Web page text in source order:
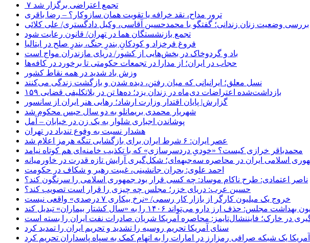
۷ تجمع اعتراضی برگزار شد
ترور مداح، نقد خرافه یا تقویت همان سازوکار؟ – رضا باقری
بررسی وضعیت زنان زندانی؛ گفتگو با محمدحسین آقاسی، وکیل دادگستری/ علی کلائی
تجمع بازنشستگان هما در تهران/ قانون رعایت شود
فروغ فرخزاد و کودکانِ بندرِ جنگ، بندرِ صلح در ایتالیا
باد و گردوخاک در بخش‌هایی از کشور/ دریای مازندران مواج است
حجاب در ایران؛ از مدارا در تجمعات حکومتی تا برخورد در کافه‌ها
وزش باد شدید در همه نقاط کشور
نسل معلق؛ ایرانیانی که میان رفتن، دیده شدن و بازگشت زندگی می‌کنند
۱۵۹ بازداشت‌شده اعتراضات دی‌ماه در زندان یزد؛ ده‌ها تن در بلاتکلیفی قضایی
گزارش| پایان اقتدار وزارت ارشاد؛ رهایی هنر ایران از سانسور
شهریار محمدی بریمانلو به دو سال حبس محکوم شد
پوشاندن اجباری شلوار به یک زن در خیابان – آمل
هشدار نسبت به وفوع تندباد در تهران
عصر ایران: ۶ شرط ایران برای بازگشایی تنگه هرمز اعلام شد
محمدباقر خرازی کیست؟ «خودیِ دردسرسازی» که با تکذیب خامنه‌ای هم کوتاه نیامد
اسلامی ایران در محاصره سه‌جبهه‌ای؛ شکل‌گیری آرایش تازه قدرت در خاورمیانه
احمد علوی: بحران جانشینی، غیبت رهبر و شکاف در حکومت
ناصر اعتمادی: طرح ناکام موساد: چه کسی قرار بود جمهوری اسلامی را سرنگون کند؟
حسین عرب: دریای خزر؛ مجلس چه چیزی را قرار است تصویب کند؟
خروج یک میلیون کارگر از بازار کار رسمی/ «نرخ بیکاری ۷ درصدی» واقعی نیست
حذف ارز دارو می‌تواند ۱۴۰۶ را به «سال کشتار بیماران» تبدیل کند
در خارک؛ فایننشال‌تایمز: محاصره آمریکا شریان صادرات نفت ایران را بسته است
سنای آمریکا تحریم روسیه را تشدید و تحریم ایران را تمدید کرد
آمریکا یک شبکه صرافی رمزارز در امارات را به اتهام کمک به سپاه پاسداران تحریم کرد